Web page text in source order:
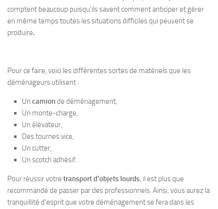
comptent beaucoup puisqu’ils savent comment anticiper et gérer
en même temps toutes les situations difficiles qui peuvent se
produire.
Pour ce faire, voici les différentes sortes de matériels que les
déménageurs utilisent :
Un camionde déménagement,
Un monte-charge,
Un élévateur,
Des tournes vice,
Un cutter,
Un scotch adhésif.
Pour réussir votre transport d’objets lourds, il est plus que
recommandé de passer par des professionnels. Ainsi, vous aurez la
tranquillité d’esprit que votre déménagement se fera dans les